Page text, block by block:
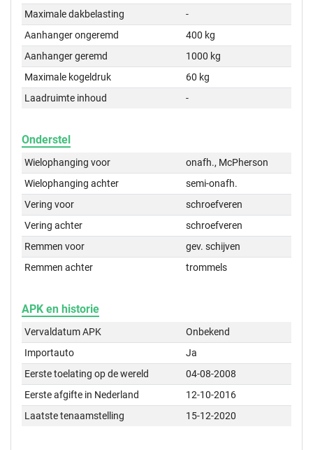
Maximale dakbelasting
-
Aanhanger ongeremd
400 kg
Aanhanger geremd
1000 kg
Maximale kogeldruk
60 kg
Laadruimte inhoud
-
Onderstel
Wielophanging voor
onafh., McPherson
Wielophanging achter
semi-onafh.
Vering voor
schroefveren
Vering achter
schroefveren
Remmen voor
gev. schijven
Remmen achter
trommels
APK en historie
Vervaldatum APK
Onbekend
Importauto
Ja
Eerste toelating op de wereld
04-08-2008
Eerste afgifte in Nederland
12-10-2016
Laatste tenaamstelling
15-12-2020